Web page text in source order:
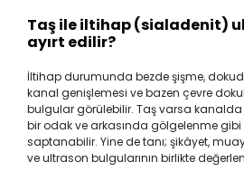
Taş ile iltihap (sialadenit)
ayırt edilir?
İltihap durumunda bezde şişme,
kanal genişlemesi ve bazen çevre
bulgular görülebilir. Taş varsa
bir odak ve arkasında gölgelenme gibi
saptanabilir. Yine de tanı; şikâyet,
ve ultrason bulgularının birlikte